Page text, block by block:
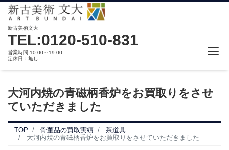
新古美術文大
TEL:0120-510-831
営業時間 10:00～19:00
定休日：無し
大河内焼の青磁柄香炉をお買取りをさせ
ていただきました
TOP 骨董品の買取実績
茶道具
大河内焼の青磁柄香炉をお買取りをさせていただきました